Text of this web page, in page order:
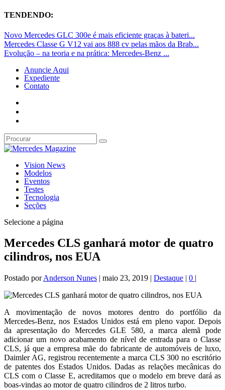
TENDENDO:
Novo Mercedes GLC 300e é mais eficiente graças à bateri...
Mercedes Classe G V12 vai aos 888 cv pelas mãos da Brab...
Evolução – na teoria e na prática: Mercedes-Benz ...
Anuncie Aqui
Expediente
Contato
Vision News
Modelos
Eventos
Testes
Tecnologia
Seções
Selecione a página
Mercedes CLS ganhará motor de quatro
cilindros, nos EUA
Postado porAnderson Nunes | maio 23, 2019 | Destaque | 0 |
A movimentação de novos motores dentro do portfólio da
Mercedes-Benz, nos Estados Unidos está em pleno vapor. Depois
da apresentação do Mercedes GLE 580, a marca alemã pode
adicionar um novo acabamento de nível de entrada para o Classe
CLS, já que a empresa mãe do fabricante de automóveis de luxo,
Daimler AG, registrou recentemente a marca CLS 300 no escritório
de patentes dos Estados Unidos. Dadas as relações mecânicas do
CLS com o Classe E, acreditamos que o modelo em breve dará as
boas-vindas ao motor de quatro cilindros de 2 litros turbo.